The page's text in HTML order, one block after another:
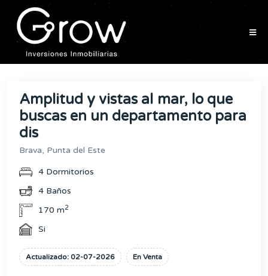
Amplitud y vistas al mar, lo que
buscas en un departamento para
dis
Brava, Punta del Este
4 Dormitorios
4 Baños
170 m2
Si
Actualizado: 02-07-2026 En Venta